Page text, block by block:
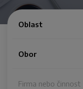
Oblast
Obor